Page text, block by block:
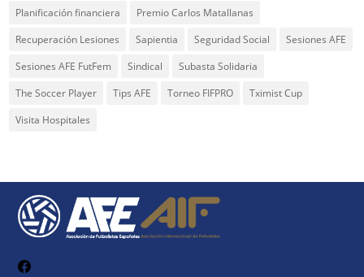
Planificación financiera
Premio Carlos Matallanas
Recuperación Lesiones
Sapientia Seguridad Social
Sesiones AFE
Sesiones AFE FutFem
Sindical
Subasta Solidaria
The Soccer Player
Tips AFE Torneo FIFPRO
Tximist Cup
Visita Hospitales